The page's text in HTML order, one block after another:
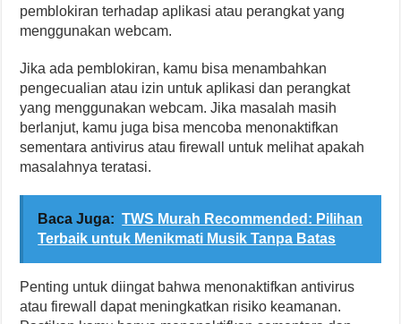
pemblokiran terhadap aplikasi atau perangkat yang
menggunakan webcam.
Jika ada pemblokiran, kamu bisa menambahkan
pengecualian atau izin untuk aplikasi dan perangkat
yang menggunakan webcam. Jika masalah masih
berlanjut, kamu juga bisa mencoba menonaktifkan
sementara antivirus atau firewall untuk melihat apakah
masalahnya teratasi.
Baca Juga: TWS Murah Recommended: Pilihan
Terbaik untuk Menikmati Musik Tanpa Batas
Penting untuk diingat bahwa menonaktifkan antivirus
atau firewall dapat meningkatkan risiko keamanan.